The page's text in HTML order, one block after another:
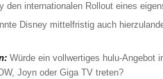
den internationalen Rollout eines
Disney mittelfristig auch
Würde ein vollwertiges hulu-Angebot
Joyn oder Giga TV treten?